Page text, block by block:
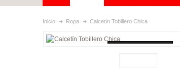
Inicio Ropa Calcetín Tobillero Chica